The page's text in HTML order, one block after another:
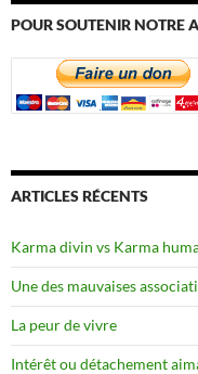
POUR SOUTENIR NOTRE
ARTICLES RÉCENTS
Karma divin vs Karma
Une des mauvaises
La peur de vivre
Intérêt ou détachement